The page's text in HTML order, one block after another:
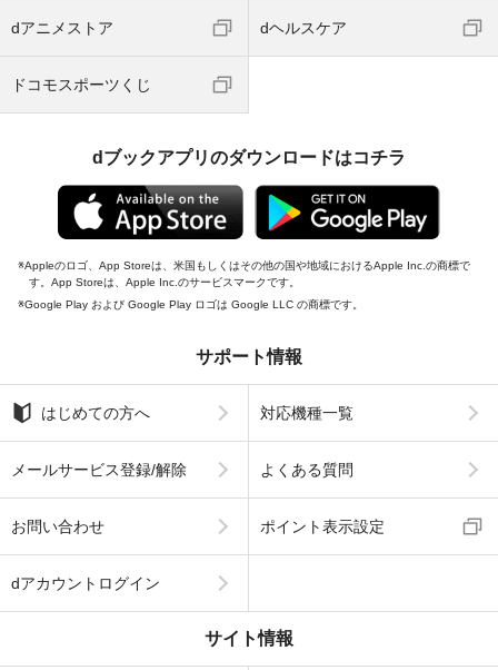
dアニメストア dヘルスケア
ドコモスポーツくじ
dブックアプリのダウンロードはコチラ
Appleのロゴ、App Storeは、米国もしくはその他の国や地域におけるApple Inc.の商標で
す。App Storeは、Apple Inc.のサービスマークです。
Google Play および Google Play ロゴは Google LLC の商標です。
サポート情報
はじめての方へ 対応機種一覧
メールサービス登録/解除 よくある質問
お問い合わせ ポイント表示設定
dアカウントログイン
サイト情報